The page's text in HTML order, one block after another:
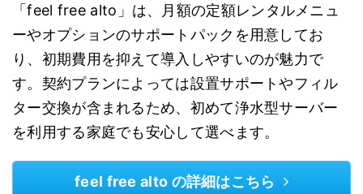
「feel free alto」は、月額の定額レンタルメニュ
ーやオプションのサポートパックを用意してお
り、初期費用を抑えて導入しやすいのが魅力で
す。契約プランによっては設置サポートやフィル
ター交換が含まれるため、初めて浄水型サーバー
を利用する家庭でも安心して選べます。
feel free alto の詳細はこちら